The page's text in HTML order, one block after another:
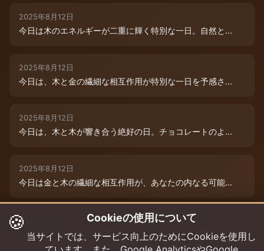
2025年8月12日
今日は木のエネルギーが二重に輝く特別な一日。自然と...
2025年8月12日
今日は、木と金の繊細な相互作用が特別な一日を予感さ...
2025年8月12日
今日は、木と木が響き合う絶好の日。チョコレートのよ...
2025年8月12日
今日は金と木の繊細な相互作用が、あなたの内なる可能...
2025年8月9日
今日は木と木が重なる特別な日。内なる創造性が高まり...
🍪 Cookieの使用について
当サイトでは、サービス向上のためにCookieを使用し